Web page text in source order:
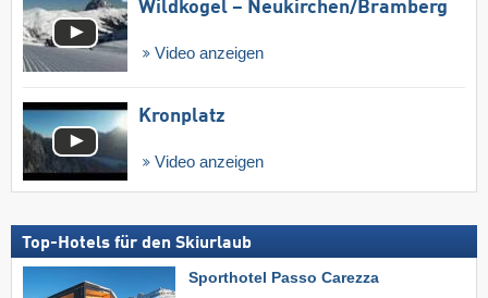
Wildkogel – Neukirchen/​Bramberg
Video anzeigen
Kronplatz
Video anzeigen
Top-Hotels für den Skiurlaub
Sporthotel Passo Carezza